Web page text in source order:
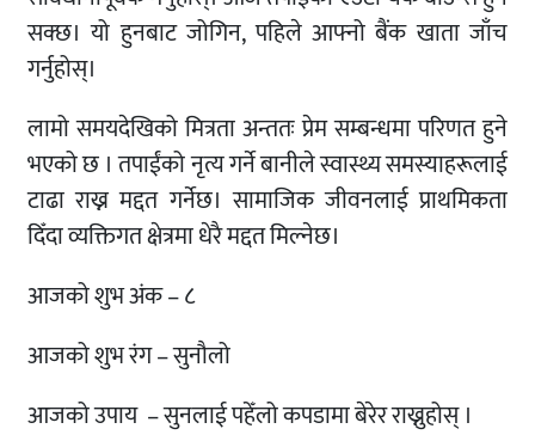
सक्छ। यो हुनबाट जोगिन, पहिले आफ्नो बैंक खाता जाँच
गर्नुहोस्।
लामो समयदेखिको मित्रता अन्ततः प्रेम सम्बन्धमा परिणत हुने
भएको छ । तपाईंको नृत्य गर्ने बानीले स्वास्थ्य समस्याहरूलाई
टाढा राख्न मद्दत गर्नेछ। सामाजिक जीवनलाई प्राथमिकता
दिँदा व्यक्तिगत क्षेत्रमा धेरै मद्दत मिल्नेछ।
आजको शुभ अंक – ८
आजको शुभ रंग – सुनौलो
आजको उपाय – सुनलाई पहेँलो कपडामा बेरेर राख्नुहोस् ।